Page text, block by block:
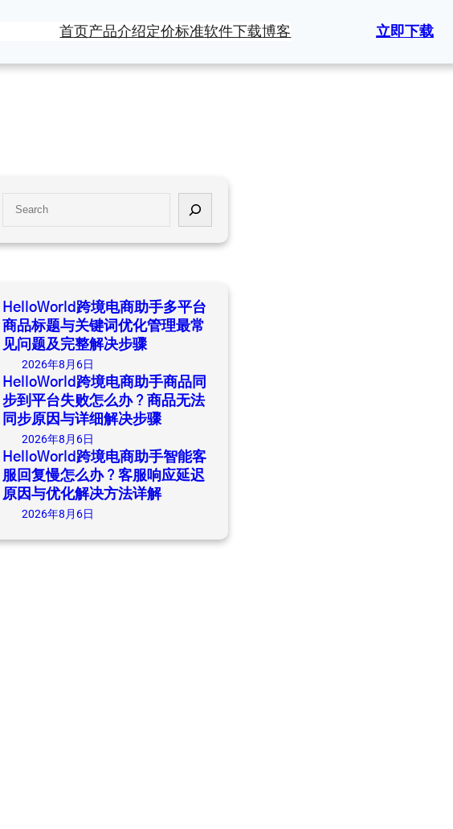
首页产品介绍定价标准软件下载博客 立即下载
a
h
HelloWorld跨境电商助手多平台
商品标题与关键词优化管理最常
见问题及完整解决步骤
2026年8月6日
HelloWorld跨境电商助手商品同
步到平台失败怎么办？商品无法
同步原因与详细解决步骤
2026年8月6日
HelloWorld跨境电商助手智能客
服回复慢怎么办？客服响应延迟
原因与优化解决方法详解
2026年8月6日